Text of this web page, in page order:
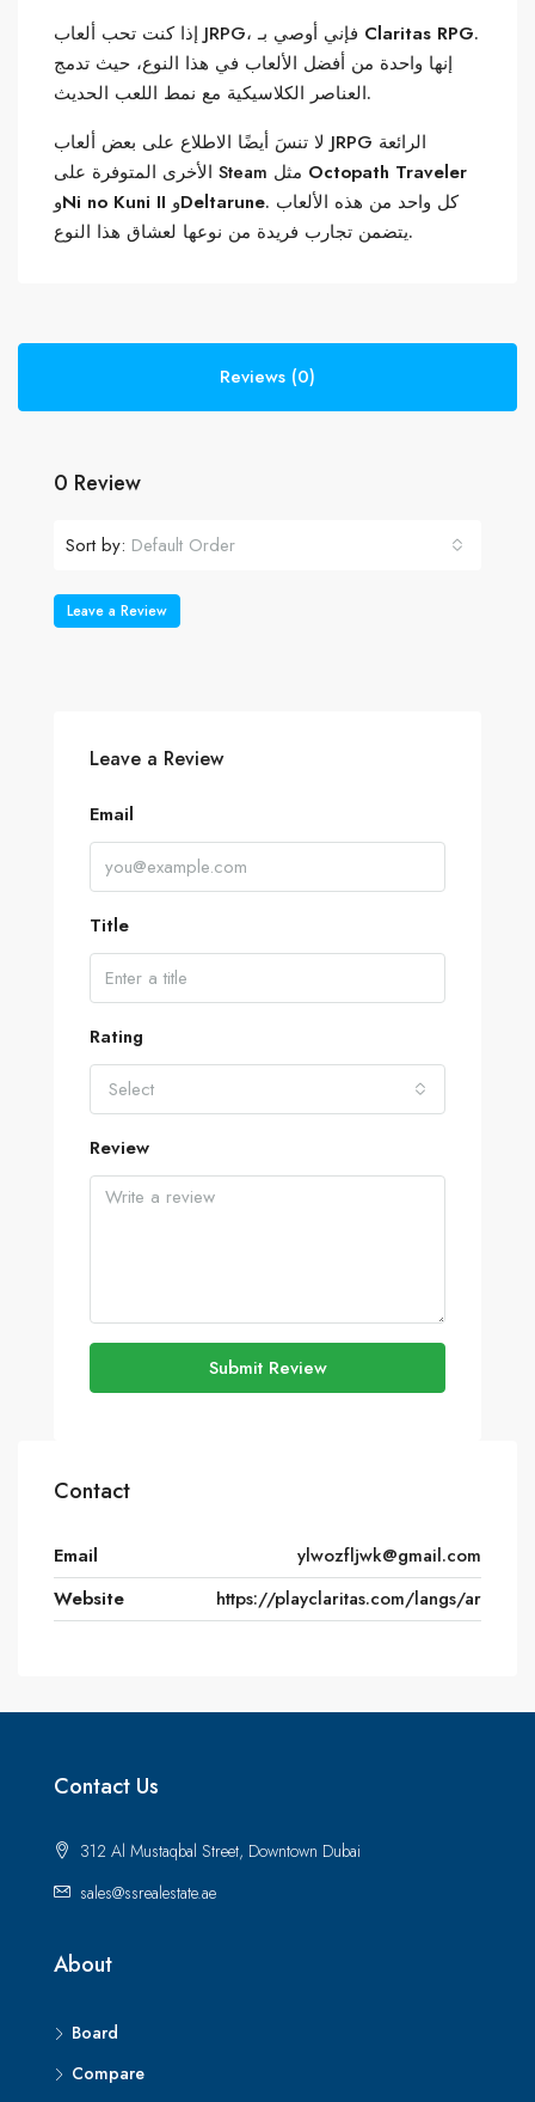
Claritas RPG.
إنها واحدة من أفضل الألعاب في هذا النوع، حيث تدمج
العناصر الكلاسيكية مع نمط اللعب الحديث.
لا تنسَ أيضًا الاطلاع على بعض ألعاب JRPG الرائعة
Octopath Traveler
وNi no Kuni II وDeltarune. كل واحد من هذه الألعاب
يتضمن تجارب فريدة من نوعها لعشاق هذا النوع.
Reviews (0)
0 Review
Sort by: Default Order
Leave a Review
Leave a Review
Email
Title
Rating
Select
Review
Submit Review
Contact
Email
ylwozfljwk@gmail.com
Website
https://playclaritas.com/langs/ar
Contact Us
312 Al Mustaqbal Street, Downtown Dubai
sales@ssrealestate.ae
About
Board
Compare